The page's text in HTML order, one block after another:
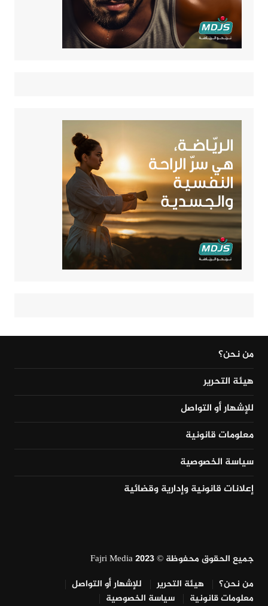
من نحن؟
هيئة التحرير
للإشهار أو التواصل
معلومات قانونية
سياسة الخصوصية
إعلانات قانونية وإدارية وقضائية
جميع الحقوق محفوظة © Fajri Media 2023
من نحن؟
هيئة التحرير
للإشهار أو التواصل
معلومات قانونية
سياسة الخصوصية